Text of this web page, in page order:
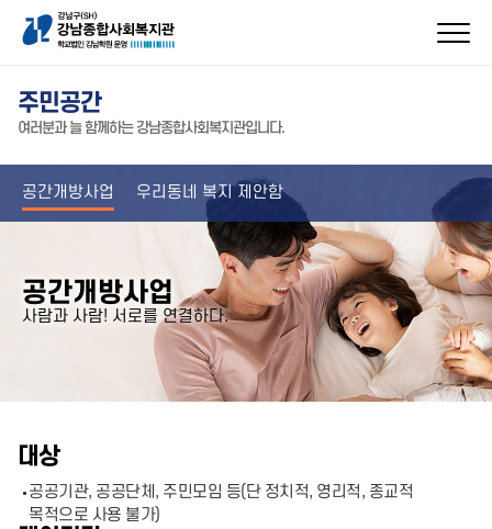
주민공간
여러분과 늘 함께하는 강남종합사회복지관입니다.
공간개방사업 우리동네 복지 제안함
공간개방사업
사람과 사람! 서로를 연결하다.
대상
공공기관, 공공단체, 주민모임 등(단 정치적, 영리적, 종교적
목적으로 사용 불가)